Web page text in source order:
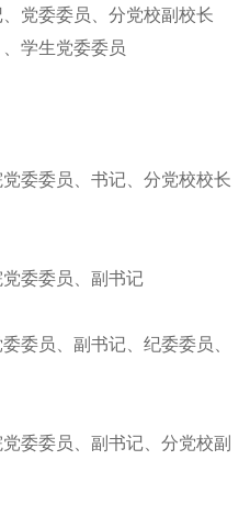
党委委员、分党校副校长
学生党委委员
委委员、书记、分党校校长
委委员、副书记
委员、副书记、纪委委员、
委委员、副书记、分党校副